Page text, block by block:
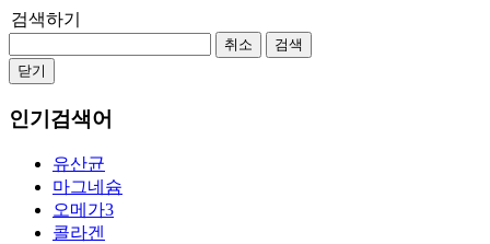
검색하기
취소
검색
닫기
인기검색어
유산균
마그네슘
오메가3
콜라겐